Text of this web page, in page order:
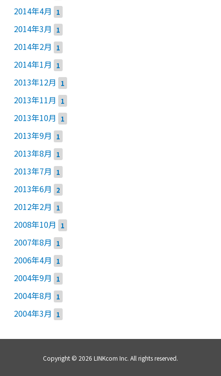
2014年4月 1
2014年3月 1
2014年2月 1
2014年1月 1
2013年12月 1
2013年11月 1
2013年10月 1
2013年9月 1
2013年8月 1
2013年7月 1
2013年6月 2
2012年2月 1
2008年10月 1
2007年8月 1
2006年4月 1
2004年9月 1
2004年8月 1
2004年3月 1
Copyright © 2026 LINKcom Inc. All rights reserved.